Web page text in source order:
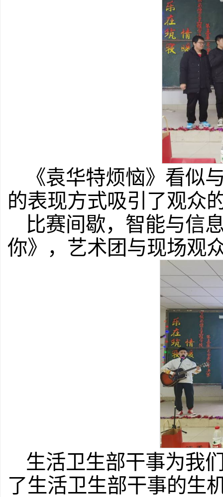
《袁华特烦恼》看似
的表现方式吸引了观众
比赛间歇，智能与信
你》，艺术团与现场观
生活卫生部干事为我
了生活卫生部干事的生